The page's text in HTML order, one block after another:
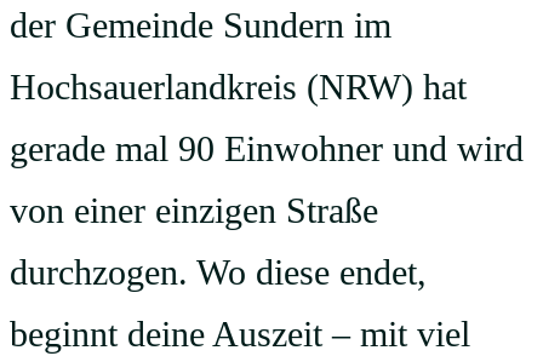
der Gemeinde Sundern im
Hochsauerlandkreis (NRW) hat
gerade mal 90 Einwohner und wird
von einer einzigen Straße
durchzogen. Wo diese endet,
beginnt deine Auszeit – mit viel